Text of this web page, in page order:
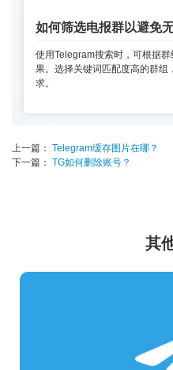
如何筛选电报群以避免
使用Telegram搜索时，可根据
果。选择关键词匹配度高的群组
求。
上一篇： Telegram缓存图片在哪？
下一篇： TG如何删除账号？
其